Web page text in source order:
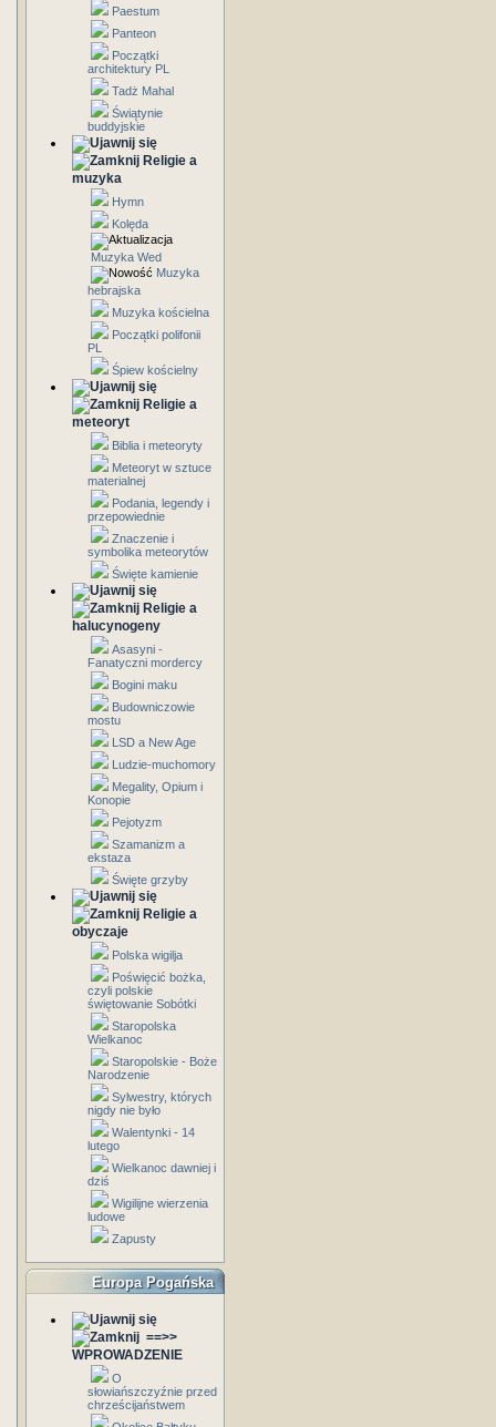
Paestum
Panteon
Początki
architektury PL
Tadż Mahal
Świątynie
buddyjskie
Religie a
muzyka
Hymn
Kolęda
Muzyka Wed
Muzyka
hebrajska
Muzyka kościelna
Początki polifonii
PL
Śpiew kościelny
Religie a
meteoryt
Biblia i meteoryty
Meteoryt w sztuce
materialnej
Podania, legendy i
przepowiednie
Znaczenie i
symbolika meteorytów
Święte kamienie
Religie a
halucynogeny
Asasyni -
Fanatyczni mordercy
Bogini maku
Budowniczowie
mostu
LSD a New Age
Ludzie-muchomory
Megality, Opium i
Konopie
Pejotyzm
Szamanizm a
ekstaza
Święte grzyby
Religie a
obyczaje
Polska wigilja
Poświęcić bożka,
czyli polskie
świętowanie Sobótki
Staropolska
Wielkanoc
Staropolskie - Boże
Narodzenie
Sylwestry, których
nigdy nie było
Walentynki - 14
lutego
Wielkanoc dawniej i
dziś
Wigilijne wierzenia
ludowe
Zapusty
Europa Pogańska
==>>
WPROWADZENIE
O
słowiańszczyźnie przed
chrześcijaństwem